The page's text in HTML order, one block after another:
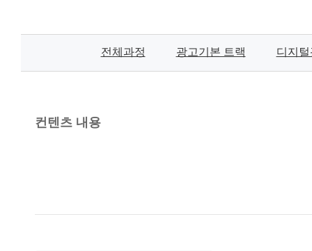
전체과정 광고기본 트랙 디지
컨텐츠 내용